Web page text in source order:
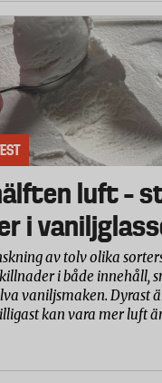
luft –
i
av tolv olika
i både innehåll,
vaniljsmaken. Dyrast
kan vara mer luft